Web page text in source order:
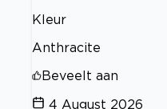
Kleur
Anthracite
Beveelt aan
4 August 2026